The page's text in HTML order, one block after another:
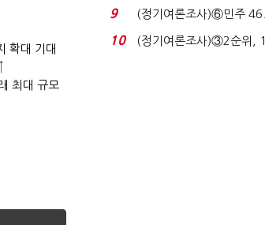
확대 기대
최대 규모
장 초반 상한가...
9
(정기여론조사)⑥민주
31.0%…오차범위 밖 ...
10
(정기여론조사)③2순위,